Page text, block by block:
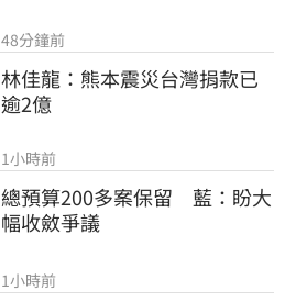
48分鐘前
林佳龍：熊本震災台灣捐款已
逾2億
1小時前
總預算200多案保留　藍：盼大
幅收斂爭議
1小時前